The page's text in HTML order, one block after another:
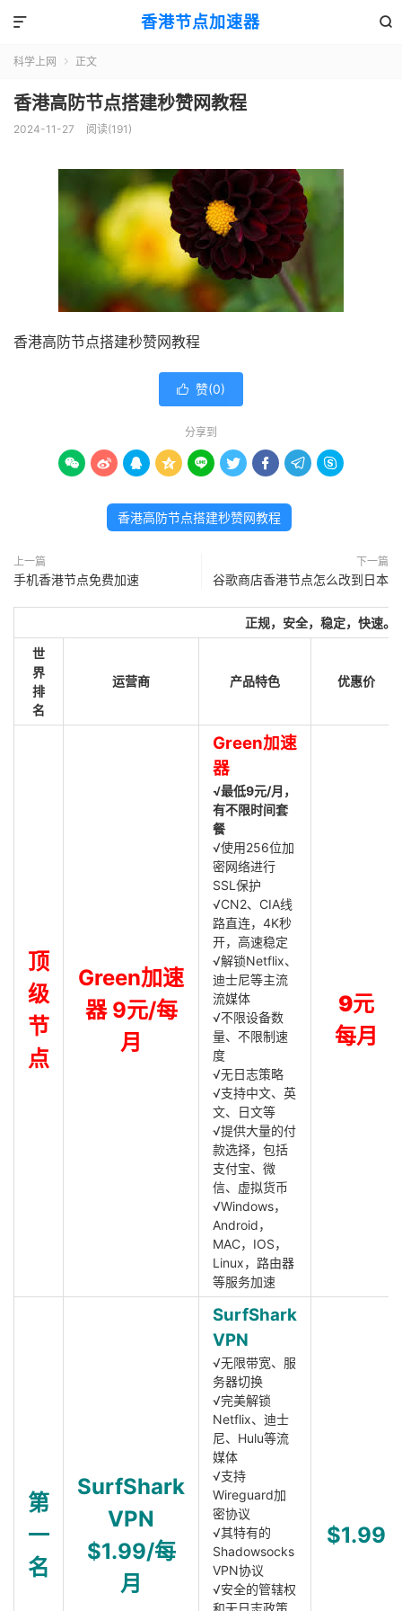
香港节点加速器 

科学上网  正文
香港高防节点搭建秒赞网教程
2024-11-27 阅读(191)
香港高防节点搭建秒赞网教程
 赞(0)
分享到
        
香港高防节点搭建秒赞网教程
上一篇
手机香港节点免费加速
下一篇
谷歌商店香港节点怎么改到日本
正规，安全，稳定，快速。
世
界
排
名
运营商 产品特色 优惠价
顶
级
节
点
Green加速
器 9元/每
月
Green加速
器
√最低9元/月，
有不限时间套
餐
√使用256位加
密网络进行
SSL保护
√CN2、CIA线
路直连，4K秒
开，高速稳定
√解锁Netflix、
迪士尼等主流
流媒体
√不限设备数
量、不限制速
度
√无日志策略
√支持中文、英
文、日文等
√提供大量的付
款选择，包括
支付宝、微
信、虚拟货币
√Windows，
Android，
MAC，IOS，
Linux，路由器
等服务加速
9元
每月
第
一
名
SurfShark
VPN
$1.99/每
月
SurfShark
VPN
√无限带宽、服
务器切换
√完美解锁
Netflix、迪士
尼、Hulu等流
媒体
√支持
Wireguard加
密协议
√其特有的
Shadowsocks
VPN协议
√安全的管辖权
和无日志政策
$1.99